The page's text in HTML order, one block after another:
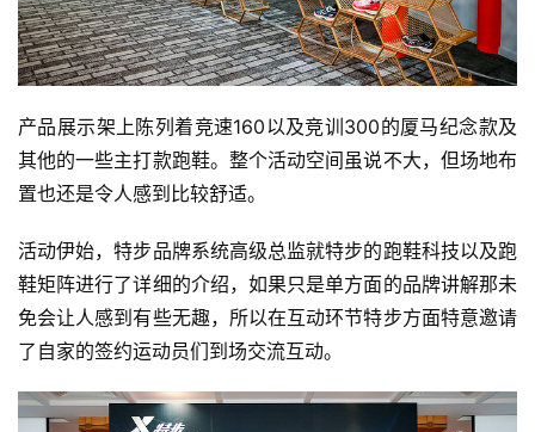
产品展示架上陈列着竞速160以及竞训300的厦马纪念款及
其他的一些主打款跑鞋。整个活动空间虽说不大，但场地布
置也还是令人感到比较舒适。
活动伊始，特步品牌系统高级总监就特步的跑鞋科技以及跑
鞋矩阵进行了详细的介绍，如果只是单方面的品牌讲解那未
免会让人感到有些无趣，所以在互动环节特步方面特意邀请
了自家的签约运动员们到场交流互动。